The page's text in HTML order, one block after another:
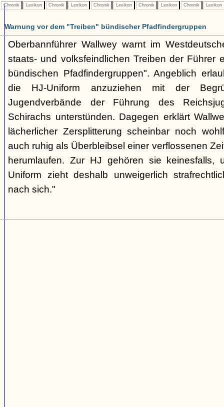
Chronik Lexikon Chronik Lexikon Chronik Lexikon Chronik Lexikon Chronik Lexikon
Warnung vor dem "Treiben" bündischer Pfadfindergruppen
Oberbannführer Wallwey warnt im
staats- und volksfeindlichen Treiben der Führer
bündischen Pfadfindergruppen". Angeblich
die HJ-Uniform anzuziehen mit der
Jugendverbände der Führung des
Schirachs unterstünden. Dagegen erklärt
lächerlicher Zersplitterung scheinbar noch
auch ruhig als Überbleibsel einer verflossenen
herumlaufen. Zur HJ gehören sie keinesfalls,
Uniform zieht deshalb unweigerlich
nach sich."